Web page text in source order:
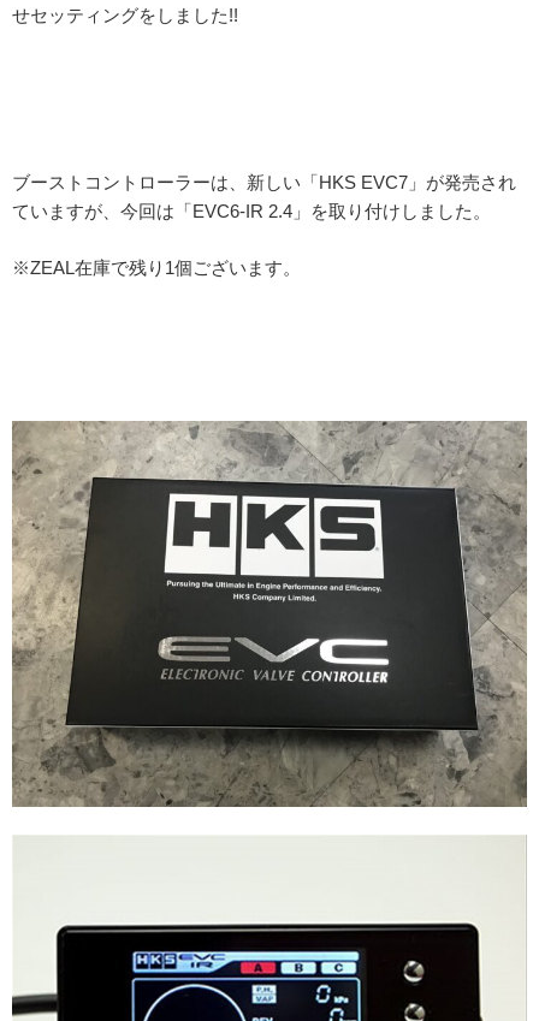
せセッティングをしました!!
ブーストコントローラーは、新しい「HKS EVC7」が発売され
ていますが、今回は「EVC6-IR 2.4」を取り付けしました。
※ZEAL在庫で残り1個ございます。